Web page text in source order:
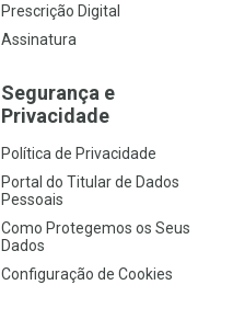
Prescrição Digital
Assinatura
Segurança e
Privacidade
Política de Privacidade
Portal do Titular de Dados
Pessoais
Como Protegemos os Seus
Dados
Configuração de Cookies